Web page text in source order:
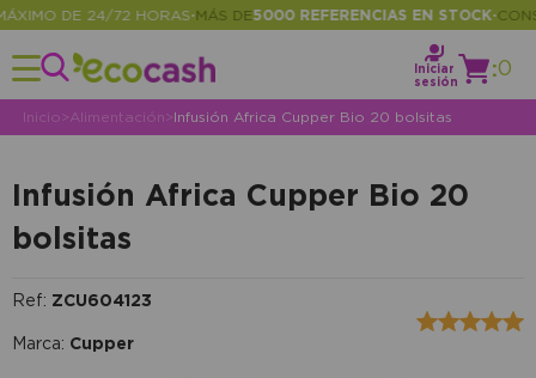
DE 24/72 HORAS•MÁS DE 5000 REFERENCIAS EN STOCK•
Iniciar
sesión
:0
Inicio> Alimentación>Infusión Africa Cupper Bio 20 bolsitas
Infusión Africa Cupper Bio 20
bolsitas
Ref: ZCU604123
Marca: Cupper